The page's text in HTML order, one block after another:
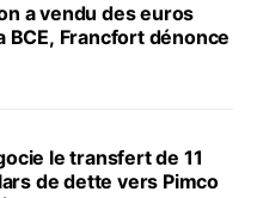
a vendu des euros
BCE, Francfort dénonce
le transfert de 11
de dette vers Pimco